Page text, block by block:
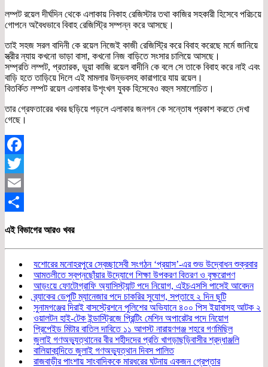
লম্পট রয়েল দীর্ঘদিন থেকে এলাকায় নিকাহ রেজিস্টার তথা কাজির সহকারী হিসেবে পরিচয়ে
গোপনে অবৈধভাবে বিবাহ রেজিস্ট্রি সম্পন্ন করে আসছে।
তাই সহজ সরল বাদিনী কে রয়েল নিজেই কাজী রেজিস্ট্রি করে বিবাহ করেছে মর্মে জানিয়ে
স্ত্রীর ন্যায় কখনো ভাড়া বাসা, কখনো নিজ বাড়িতে সংসার চালিয়ে আসছে।
সম্প্রতি লম্পট, প্রতারক, ভুয়া কাজি রয়েল বাদীনি কে বলে সে তাকে বিবাহ করে নাই এবং
বাড়ি হতে তাড়িয়ে দিলে এই মামলার উদ্ভবসহ কারাগারে যায় রয়েল।
বিতর্কিত লম্পট রয়েল এলাকার উশৃংখল যুবক হিসেবেও বহুল সমালোচিত।
তার গ্রেফতারের খবর ছড়িয়ে পড়লে এলাকার জনগন কে সন্তোষ প্রকাশ করতে দেখা
গেছে।
Facebook
Twitter
Email
এই বিভাগের আরও খবর
যশোরের মনোহরপুরে স্বেচ্ছাসেবী সংগঠন ‘প্রয়াস’-এর শুভ উদ্বোধন শুক্রবার
আমতলীতে স্বপ্নছোঁয়ার উদ্যোগে শিক্ষা উপকরণ বিতরণ ও বৃক্ষরোপণ
আড়ংয়ে ফোটোগ্রাফি অ্যাসিস্ট্যান্ট পদে নিয়োগ, এইচএসসি পাসেই আবেদন
ব্র্যাকের ডেপুটি ম্যানেজার পদে চাকরির সুযোগ, সপ্তাহে ২ দিন ছুটি
সুনামগঞ্জের দিরাই বাসস্ট্রেশনে পুলিশের অভিযানে ৪০০ পিস ইয়াবাসহ আটক ২
ওয়ালটন হাই-টেক ইন্ডাস্ট্রিজে প্রিন্টিং মেশিন অপারেটর পদে নিয়োগ
প্রিপেইড মিটার বাতিল দাবিতে ১১ আগস্ট নারায়ণগঞ্জ শহরে গণমিছিল
জুলাই গণঅভ্যুত্থানের বীর শহীদদের প্রতি খাগড়াছড়িবাসীর শ্রদ্ধাঞ্জলি
বালিয়াকান্দিতে জুলাই গণঅভ্যুত্থান দিবস পালিত
রাজবাড়ীর পাংশায় সাংবাদিককে মারধরের ঘটনায় একজন গ্রেপ্তার